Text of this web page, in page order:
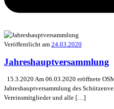
Veröffentlicht am 24.03.2020
Jahreshauptversammlung
15.3.2020 Am 06.03.2020 eröffnete
Jahreshauptversammlung des
Vereinsmitglieder und alle […]